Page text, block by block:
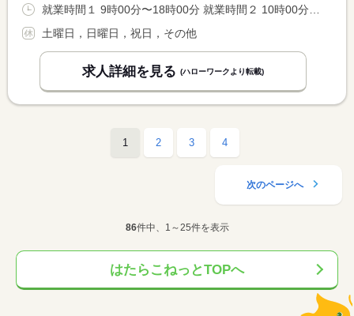
土曜日，日曜日，祝日，その他
求人詳細を見る (ハローワークより転載)
1 2 3 4
次のページへ
86件中、1～25件を表示
はたらこねっとTOPへ